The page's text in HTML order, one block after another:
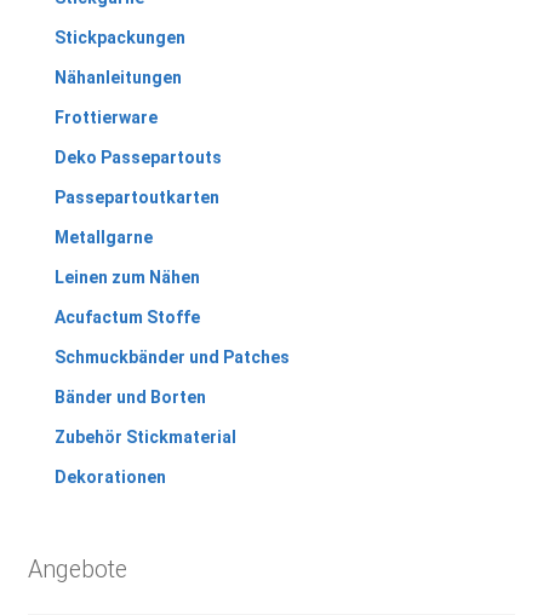
Stickpackungen
Nähanleitungen
Frottierware
Deko Passepartouts
Passepartoutkarten
Metallgarne
Leinen zum Nähen
Acufactum Stoffe
Schmuckbänder und Patches
Bänder und Borten
Zubehör Stickmaterial
Dekorationen
Angebote